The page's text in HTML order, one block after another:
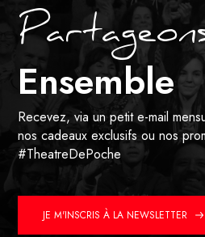
Ensemble
Recevez, via un petit e-mail
nos cadeaux exclusifs ou nos
#TheatreDePoche
JE M'INSCRIS À LA NEWSLETTER